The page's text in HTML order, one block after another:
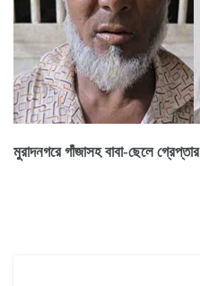
মুরাদনগরে গাঁজাসহ বাবা-ছেলে গ্রেপ্তার